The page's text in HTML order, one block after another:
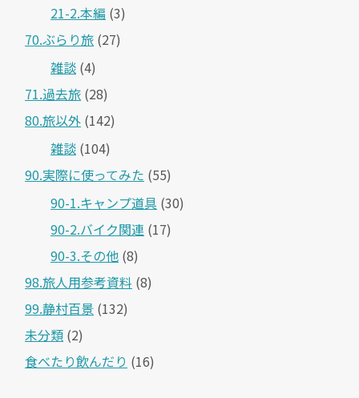
21-2.本編 (3)
70.ぶらり旅 (27)
雑談 (4)
71.過去旅 (28)
80.旅以外 (142)
雑談 (104)
90.実際に使ってみた (55)
90-1.キャンプ道具 (30)
90-2.バイク関連 (17)
90-3.その他 (8)
98.旅人用参考資料 (8)
99.静村百景 (132)
未分類 (2)
食べたり飲んだり (16)